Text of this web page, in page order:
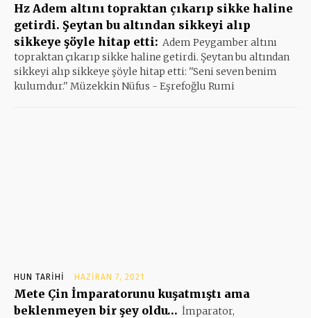
Hz Adem altını topraktan çıkarıp sikke haline
getirdi. Şeytan bu altından sikkeyi alıp
sikkeye şöyle hitap etti: Adem Peygamber altını
topraktan çıkarıp sikke haline getirdi. Şeytan bu altından
sikkeyi alıp sikkeye şöyle hitap etti: ''Seni seven benim
kulumdur.'' Müzekkin Nüfus - Eşrefoğlu Rumi
HUN TARIHI HAZIRAN 7, 2021
Mete Çin İmparatorunu kuşatmıştı ama
beklenmeyen bir şey oldu… İmparator,